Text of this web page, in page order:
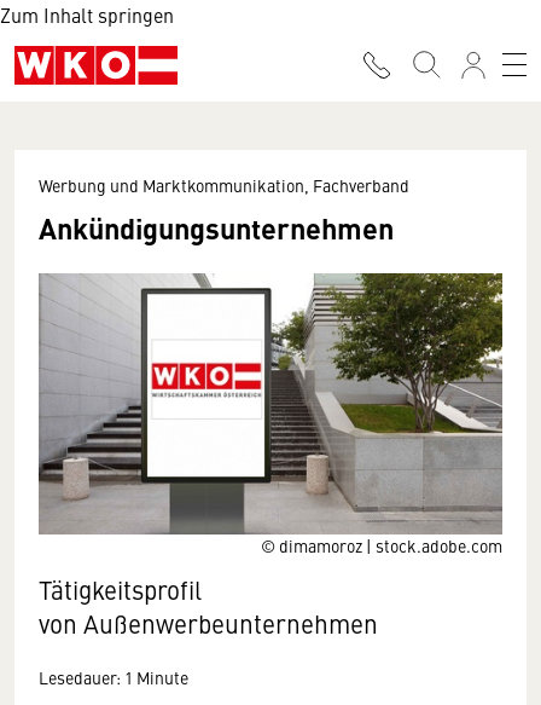
Zum Inhalt springen
© dimamoroz | stock.adobe.com
Werbung und Marktkommunikation, Fachverband
Ankündigungsunternehmen
Tätigkeitsprofil
von Außenwerbeunternehmen
Lesedauer: 1 Minute